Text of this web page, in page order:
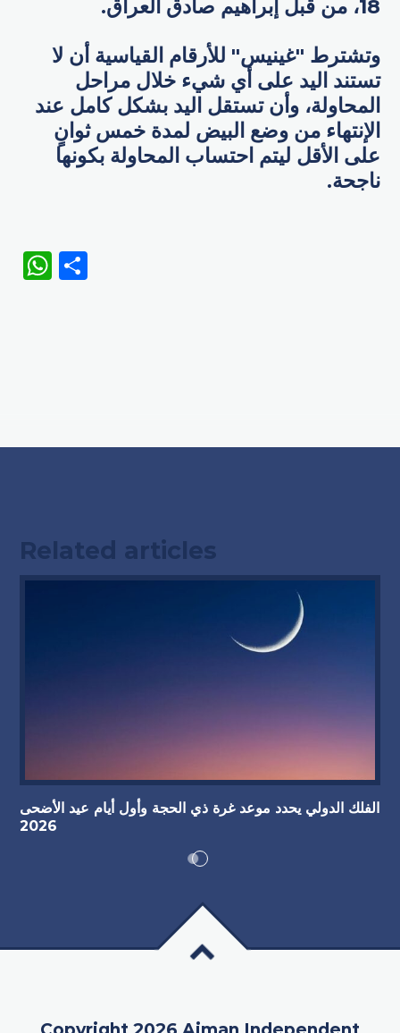
18، من قبل إبراهيم صادق العراق.
وتشترط "غينيس" للأرقام القياسية أن لا
تستند اليد على أي شيء خلال مراحل
المحاولة، وأن تستقل اليد بشكل كامل عند
الإنتهاء من وضع البيض لمدة خمس ثوانٍ
على الأقل ليتم احتساب المحاولة بكونها
ناجحة.
WhatsApp
Related articles
الفلك الدولي يحدد موعد غرة ذي الحجة وأول أيام عيد الأضحى
2026